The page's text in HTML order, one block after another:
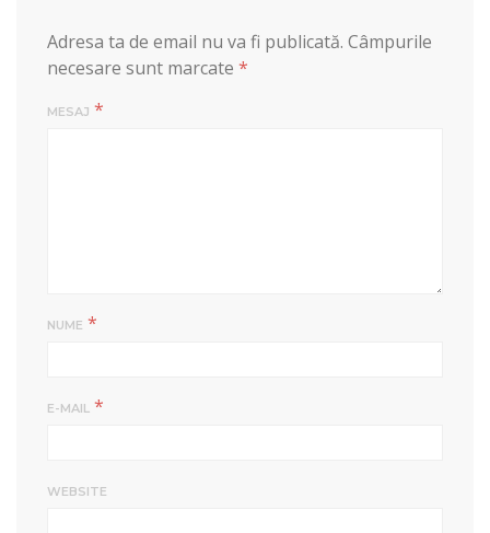
Adresa ta de email nu va fi publicată. Câmpurile
necesare sunt marcate *
MESAJ *
NUME *
E-MAIL *
WEBSITE